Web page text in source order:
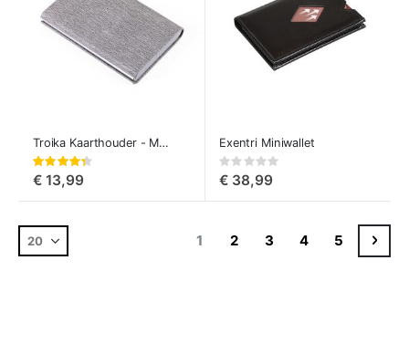
Troika Kaarthouder - Marble Safe
Waardering:
87%
€ 13,99
Exentri Miniwallet
Rating:
0%
€ 38,99
U lees momenteel pagina
1 Pagina
2 Pagina
3 Pagina
4 Pagina
5